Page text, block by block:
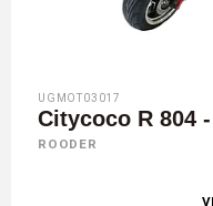
UGMOT03017
Citycoco R 804
ROODER